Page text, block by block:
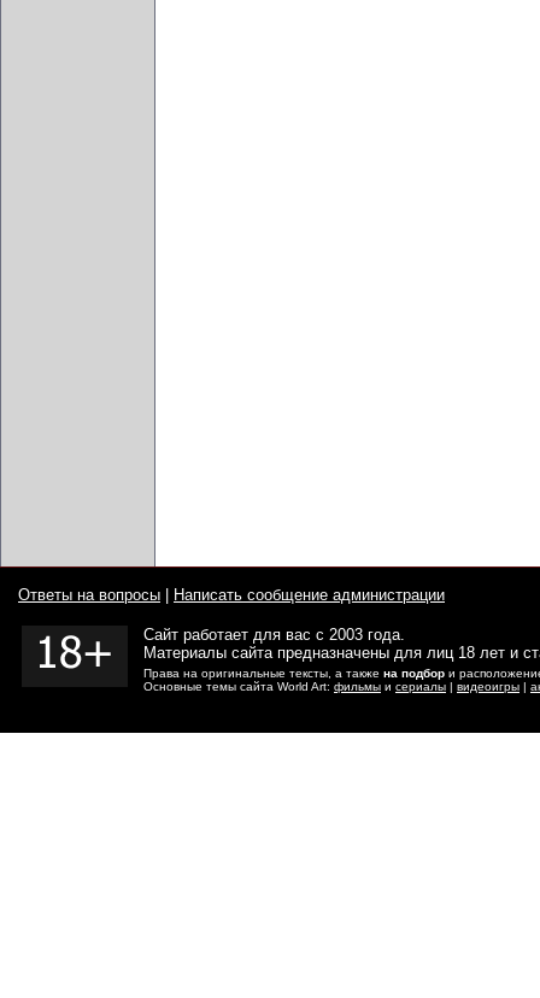
Ответы на вопросы Написать сообщение администрации
Сайт работает для вас с 2003 года.
Материалы сайта предназначены для лиц 18 лет и
Права на оригинальные тексты, а также на подбор и
Основные темы сайта World Art: фильмы и сериалы | видеоигры |